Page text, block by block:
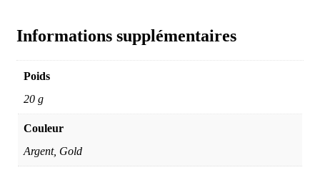
Informations supplémentaires
Poids
20 g
Couleur
Argent, Gold